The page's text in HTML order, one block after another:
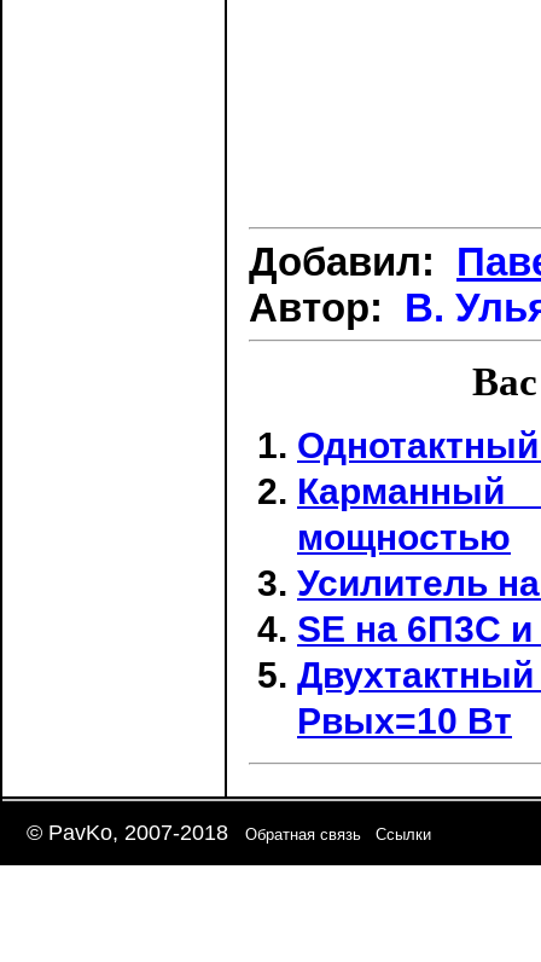
Добавил:
Автор: В.
мощностью
Усилитель
SE на 6П3С
Pвых=10 Вт
© PavKo, 2007-2018 Обратная связь Ссылки